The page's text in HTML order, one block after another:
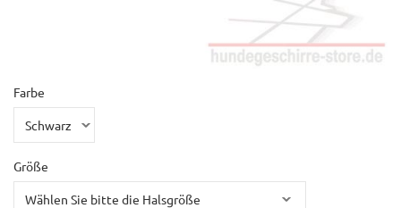
Farbe
Größe